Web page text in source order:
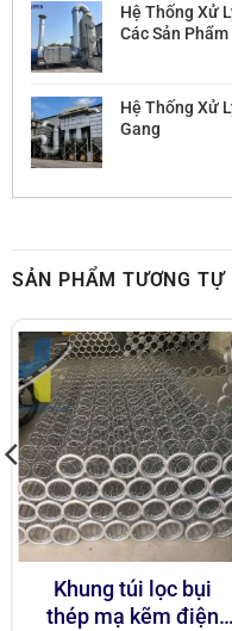
Hệ Thống Xử
Các Sản
Hệ Thống Xử
Gang
SẢN PHẨM TƯƠNG TỰ
Khung túi lọc bụi
thép mạ kẽm điện